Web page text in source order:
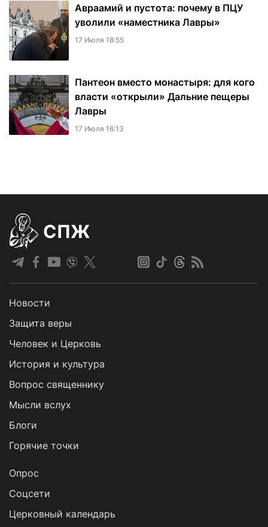
Авраамий и пустота: почему в ПЦУ
уволили «наместника Лавры»
17 Июля 18:55
Пантеон вместо монастыря: для кого
власти «открыли» Дальние пещеры
Лавры
17 Июля 16:13
СПЖ
Новости
Защита веры
Человек и Церковь
История и культура
Вопрос священнику
Мысли вслух
Блоги
Горячие точки
Опрос
Cоцсети
Церковный календарь